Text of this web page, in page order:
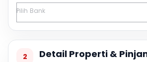
2 Detail Properti &